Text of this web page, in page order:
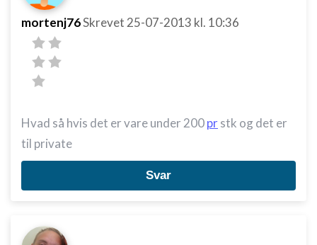
mortenj76Skrevet 25-07-2013 kl. 10:36
Hvad så hvis det er vare under 200prstk og det er
til private
Svar